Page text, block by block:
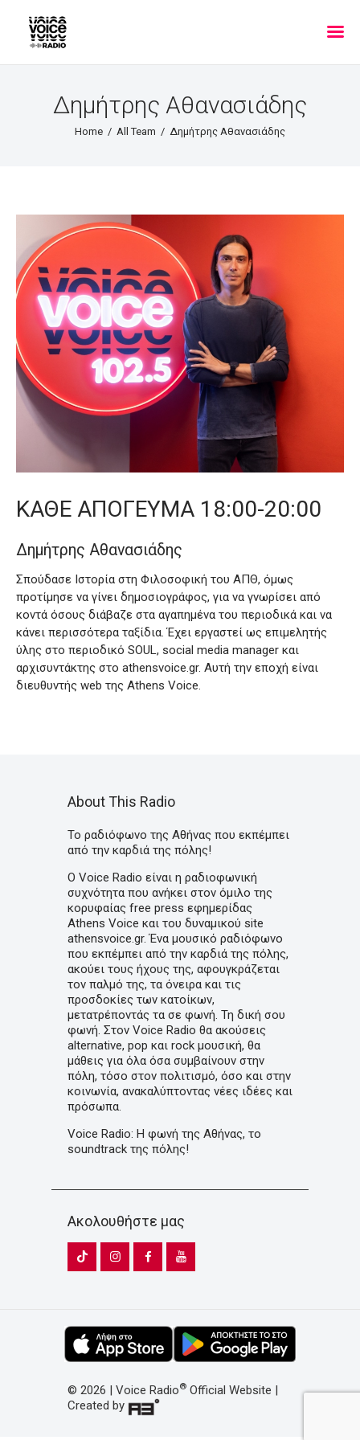
Δημήτρης Αθανασιάδης
Home All Team Δημήτρης Αθανασιάδης
ΚΑΘΕ ΑΠΟΓΕΥΜΑ 18:00-20:00
Δημήτρης Αθανασιάδης
Σπούδασε Ιστορία στη Φιλοσοφική του ΑΠΘ, όμως
προτίμησε να γίνει δημοσιογράφος, για να γνωρίσει από
κοντά όσους διάβαζε στα αγαπημένα του περιοδικά και να
κάνει περισσότερα ταξίδια. Έχει εργαστεί ως επιμελητής
ύλης στο περιοδικό SOUL, social media manager και
αρχισυντάκτης στο athensvoice.gr. Αυτή την εποχή είναι
διευθυντής web της Athens Voice.
About This Radio
Το ραδιόφωνο της Αθήνας που εκπέμπει
από την καρδιά της πόλης!
Ο Voice Radio είναι η ραδιοφωνική
συχνότητα που ανήκει στον όμιλο της
κορυφαίας free press εφημερίδας
Athens Voice και του δυναμικού site
athensvoice.gr. Ένα μουσικό ραδιόφωνο
που εκπέμπει από την καρδιά της πόλης,
ακούει τους ήχους της, αφουγκράζεται
τον παλμό της, τα όνειρα και τις
προσδοκίες των κατοίκων,
μετατρέποντάς τα σε φωνή. Τη δική σου
φωνή. Στον Voice Radio θα ακούσεις
alternative, pop και rock μουσική, θα
μάθεις για όλα όσα συμβαίνουν στην
πόλη, τόσο στον πολιτισμό, όσο και στην
κοινωνία, ανακαλύπτοντας νέες ιδέες και
πρόσωπα.
Voice Radio: Η φωνή της Αθήνας, το
soundtrack της πόλης!
Ακολουθήστε μας
© 2026 | Voice Radio® Official Website |
Created by